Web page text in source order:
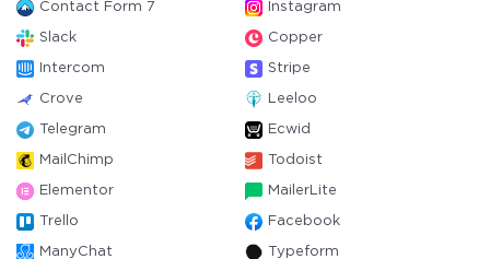
Contact Form 7 Instagram
Slack Copper
Intercom Stripe
Crove Leeloo
Telegram Ecwid
MailChimp Todoist
Elementor MailerLite
Trello Facebook
ManyChat Typeform